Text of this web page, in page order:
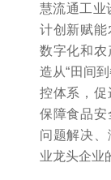
慧流通工业
计创新赋能
数字化和农
造从“田间
控体系，促
保障食品安
问题解决
业龙头企业